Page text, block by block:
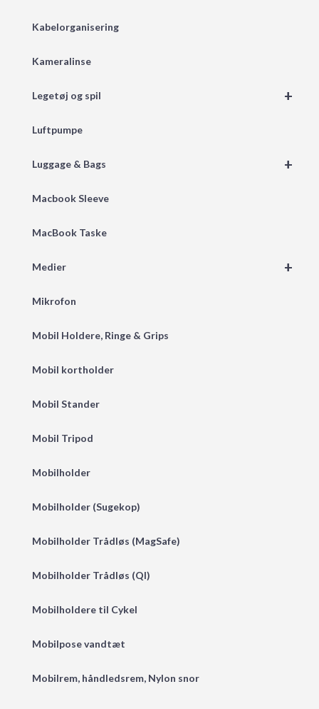
Kabelorganisering
Kameralinse
+
Legetøj og spil
Luftpumpe
+
Luggage & Bags
Macbook Sleeve
MacBook Taske
+
Medier
Mikrofon
Mobil Holdere, Ringe & Grips
Mobil kortholder
Mobil Stander
Mobil Tripod
Mobilholder
Mobilholder (Sugekop)
Mobilholder Trådløs (MagSafe)
Mobilholder Trådløs (QI)
Mobilholdere til Cykel
Mobilpose vandtæt
Mobilrem, håndledsrem, Nylon snor